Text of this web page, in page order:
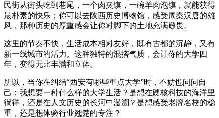
民街从街头吃到巷尾，一个肉夹馍，一碗羊肉泡馍，就能获得
最朴素的快乐；你可以去陕西历史博物馆，感受周秦汉唐的雄
风，那种历史的厚重感会让你对脚下的土地充满敬畏。
这里的节奏不快，生活成本相对友好，既有古都的沉静，又有
新一线城市的活力。这种独特的混搭气质，会让你的大学四
年，变得无比丰满和立体。
所以，当你在纠结“西安有哪些重点大学”时，不妨也问问自
己：我想要一种什么样的大学生活？是想在硬核科技的海洋里
徜徉，还是在人文历史的长河中漫溯？是想感受老牌名校的稳
重，还是想体验行业翘楚的专注？